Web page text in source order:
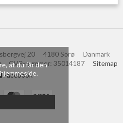
at du får den
20 4180 Sorø
Danmark
CVR-nummer: 35014187
Sitemap
Facebook